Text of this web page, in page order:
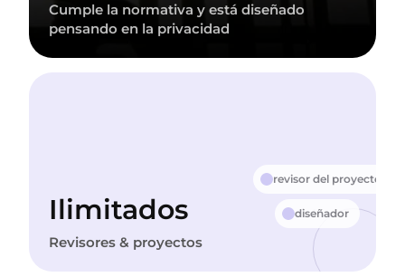
Cumple la normativa y está diseñado
pensando en la privacidad
revisor del proyecto
diseñador
Ilimitados
Revisores & proyectos